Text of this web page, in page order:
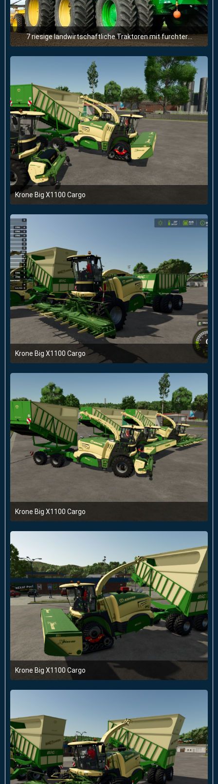
7 riesige landwirtschaftliche Traktoren mit furchterregender Kraft, die Sie noch nie gesehen haben
28. Juni 2025 um 11:51
Krone Big X1100 Cargo
22. April 2025 um 20:10
1
Krone Big X1100 Cargo
22. April 2025 um 20:10
Krone Big X1100 Cargo
22. April 2025 um 20:10
Krone Big X1100 Cargo
22. April 2025 um 20:10